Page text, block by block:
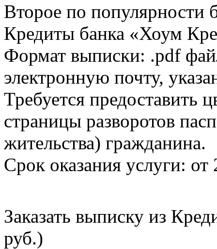
Второе по популярности
Кредиты банка «Хоум
Формат выписки: .pdf
электронную почту,
Требуется предоставить
страницы разворотов
жительства) гражданина.
Срок оказания услуги: от
Заказать выписку из
руб.)